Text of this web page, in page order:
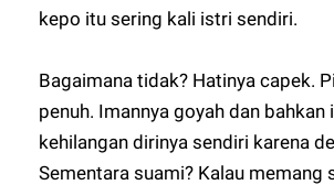
kepo itu sering kali istri sendiri.
Bagaimana tidak? Hatinya capek.
penuh. Imannya goyah dan bahkan
kehilangan dirinya sendiri karena
Sementara suami? Kalau memang